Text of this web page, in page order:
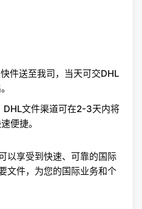
件送至我司，当天可交DHL
DHL文件渠道可在2-3天内将
便捷。
以享受到快速、可靠的国际
文件，为您的国际业务和个